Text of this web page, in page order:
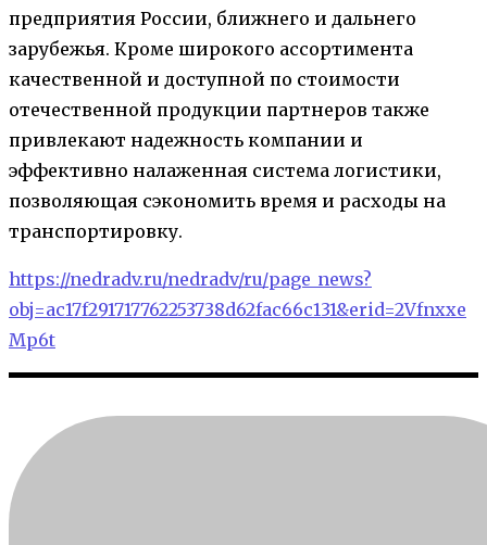
предприятия России, ближнего и дальнего
зарубежья. Кроме широкого ассортимента
качественной и доступной по стоимости
отечественной продукции партнеров также
привлекают надежность компании и
эффективно налаженная система логистики,
позволяющая сэкономить время и расходы на
транспортировку.
https://nedradv.ru/nedradv/ru/page_news?
obj=ac17f291717762253738d62fac66c131&erid=2Vfnxxe
Mp6t